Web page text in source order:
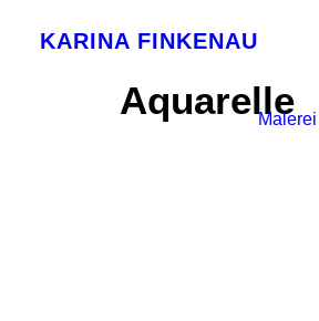
KARINA FINKENAU
Malerei
Aquarelle